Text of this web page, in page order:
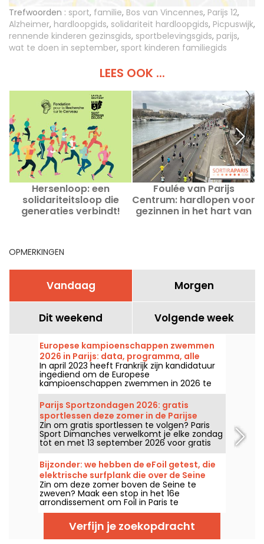
Trefwoorden : sport, familie, Bos van Vincennes, Parijs 12,
Alzheimer, hardloopgids, solidariteit hardloopgids, Picpuswijk,
rennende kinderen gezinsgids, sportbelevingsgids, parijs,
wat te doen in september, sport kinderen familiegids
LEES OOK ...
Hersenloop: een
solidariteitsloop die
generaties verbindt!
Foulée van Parijs
Centrum: hardlopen voor
gezinnen in het hart van
OPMERKINGEN
Vandaag Morgen
Dit weekend Volgende week
Europese kampioenschappen zwemmen
2026 in Parijs: data, programma, alle
informatie over de competitie
In april 2023 heeft Frankrijk zijn kandidatuur
ingediend om de Europese
kampioenschappen zwemmen in 2026 te
organiseren. Van 31 juli tot en met 16
augustus staat het Olympisch
Zwemcentrum klaar om onze zwemmers
aan te moedigen. Hier vind je alle informatie
die je moet weten over de competitie en de
onderdelen!
Parijs Sportzondagen 2026: gratis
sportlessen deze zomer in de Parijse
parken
Zin om gratis sportlessen te volgen? Paris
Sport Dimanches verwelkomt je elke zondag
tot en met 13 september 2026 voor gratis
sportsessies zonder inschrijving!
Bijzonder: we hebben de eFoil getest, die
elektrische surfplank die over de Seine
glijdt, in een jachthaven in het 16e
arrondissement.
Zin om deze zomer boven de Seine te
zweven? Maak een stop in het 16e
arrondissement om Foil in Paris te
ontdekken, een stedelijke marina die je laat
kennismaken met de eFoil, dit futuristische
elektrische board. Wij hebben deze ludieke
(en verfrissende) activiteit uitgeprobeerd,
Verfijn je zoekopdracht